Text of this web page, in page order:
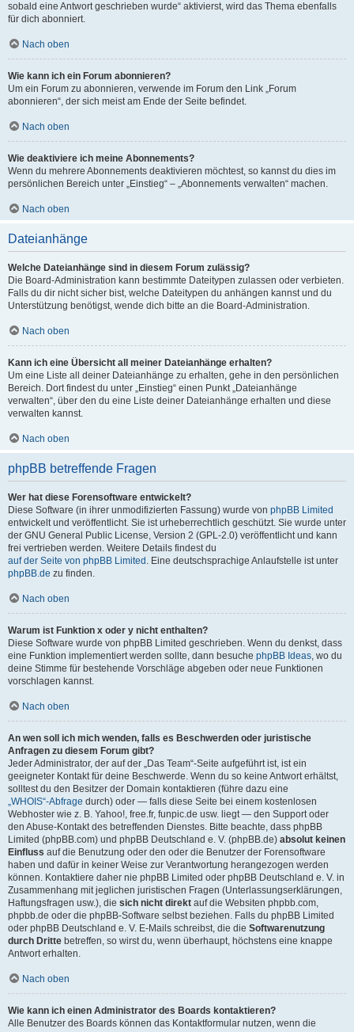
sobald eine Antwort geschrieben wurde“ aktivierst, wird das Thema ebenfalls
für dich abonniert.
Nach oben
Wie kann ich ein Forum abonnieren?
Um ein Forum zu abonnieren, verwende im Forum den Link „Forum
abonnieren“, der sich meist am Ende der Seite befindet.
Nach oben
Wie deaktiviere ich meine Abonnements?
Wenn du mehrere Abonnements deaktivieren möchtest, so kannst du dies im
persönlichen Bereich unter „Einstieg“ – „Abonnements verwalten“ machen.
Nach oben
Dateianhänge
Welche Dateianhänge sind in diesem Forum zulässig?
Die Board-Administration kann bestimmte Dateitypen zulassen oder verbieten.
Falls du dir nicht sicher bist, welche Dateitypen du anhängen kannst und du
Unterstützung benötigst, wende dich bitte an die Board-Administration.
Nach oben
Kann ich eine Übersicht all meiner Dateianhänge erhalten?
Um eine Liste all deiner Dateianhänge zu erhalten, gehe in den persönlichen
Bereich. Dort findest du unter „Einstieg“ einen Punkt „Dateianhänge
verwalten“, über den du eine Liste deiner Dateianhänge erhalten und diese
verwalten kannst.
Nach oben
phpBB betreffende Fragen
Wer hat diese Forensoftware entwickelt?
Diese Software (in ihrer unmodifizierten Fassung) wurde von phpBB Limited
entwickelt und veröffentlicht. Sie ist urheberrechtlich geschützt. Sie wurde unter
der GNU General Public License, Version 2 (GPL-2.0) veröffentlicht und kann
frei vertrieben werden. Weitere Details findest du
auf der Seite von phpBB Limited . Eine deutschsprachige Anlaufstelle ist unter
phpBB.de zu finden.
Nach oben
Warum ist Funktion x oder y nicht enthalten?
Diese Software wurde von phpBB Limited geschrieben. Wenn du denkst, dass
eine Funktion implementiert werden sollte, dann besuche phpBB Ideas, wo du
deine Stimme für bestehende Vorschläge abgeben oder neue Funktionen
vorschlagen kannst.
Nach oben
An wen soll ich mich wenden, falls es Beschwerden oder juristische
Anfragen zu diesem Forum gibt?
Jeder Administrator, der auf der „Das Team“-Seite aufgeführt ist, ist ein
geeigneter Kontakt für deine Beschwerde. Wenn du so keine Antwort erhältst,
solltest du den Besitzer der Domain kontaktieren (führe dazu eine
„WHOIS“-Abfrage durch) oder — falls diese Seite bei einem kostenlosen
Webhoster wie z. B. Yahoo!, free.fr, funpic.de usw. liegt — den Support oder
den Abuse-Kontakt des betreffenden Dienstes. Bitte beachte, dass phpBB
Limited (phpBB.com) und phpBB Deutschland e. V. (phpBB.de) absolut keinen
Einfluss auf die Benutzung oder den oder die Benutzer der Forensoftware
haben und dafür in keiner Weise zur Verantwortung herangezogen werden
können. Kontaktiere daher nie phpBB Limited oder phpBB Deutschland e. V. in
Zusammenhang mit jeglichen juristischen Fragen (Unterlassungserklärungen,
Haftungsfragen usw.), die sich nicht direkt auf die Websiten phpbb.com,
phpbb.de oder die phpBB-Software selbst beziehen. Falls du phpBB Limited
oder phpBB Deutschland e. V. E-Mails schreibst, die die Softwarenutzung
durch Dritte betreffen, so wirst du, wenn überhaupt, höchstens eine knappe
Antwort erhalten.
Nach oben
Wie kann ich einen Administrator des Boards kontaktieren?
Alle Benutzer des Boards können das Kontaktformular nutzen, wenn die